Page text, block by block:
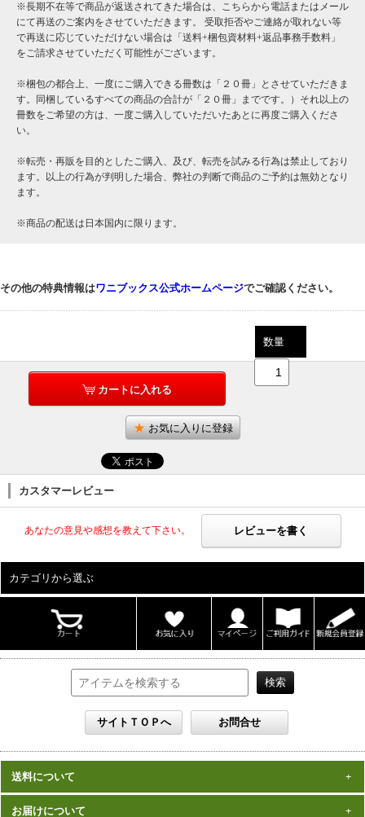
※長期不在等で商品が返送されてきた場合は、こちらから電話またはメール
にて再送のご案内をさせていただきます。 受取拒否やご連絡が取れない等
で再送に応じていただけない場合は「送料+梱包資材料+返品事務手数料」
をご請求させていただく可能性がございます。
※梱包の都合上、一度にご購入できる冊数は「２０冊」とさせていただきま
す。同梱しているすべての商品の合計が「２０冊」までです。）それ以上の
冊数をご希望の方は、一度ご購入していただいたあとに再度ご購入くださ
い。
※転売・再販を目的としたご購入、及び、転売を試みる行為は禁止しており
ます。以上の行為が判明した場合、弊社の判断で商品のご予約は無効となり
ます。
※商品の配送は日本国内に限ります。
その他の特典情報はワニブックス公式ホームページでご確認ください。
数量
カートに入れる
お気に入りに登録
カスタマーレビュー
あなたの意見や感想を教えて下さい。 レビューを書く
カテゴリから選ぶ
女性写真集
セット
送料について
数量、価格に関わらず
お届けについて